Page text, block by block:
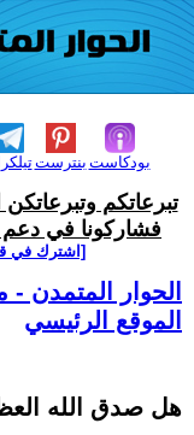
بنترست بودكاست
تبرعاتكم وتبرعاتكن
فشاركونا في دعم
[اشترك في
الحوار المتمدن -
الموقع الرئيسي
هل صدق الله